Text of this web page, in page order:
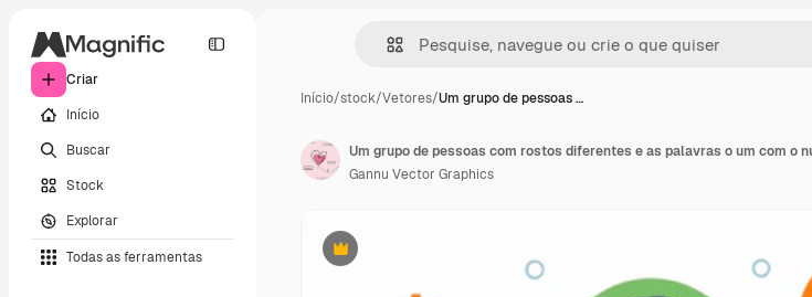
Criar
Início
Buscar
Stock
Explorar
Todas as ferramentas
Início/stock/Vetores/Um grupo de pessoas …
Premium
Gannu Vector Graphics